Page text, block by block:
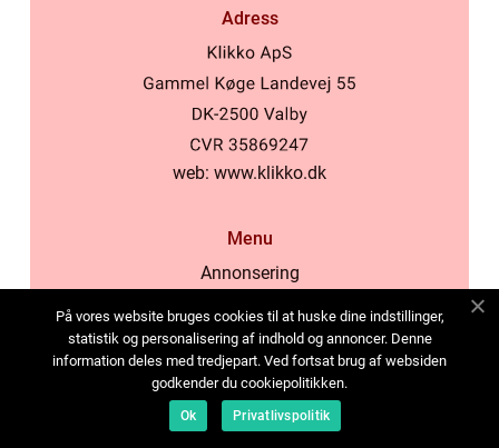
Adress
web: www.klikko.dk
Menu
Annonsering
Cookies
Kontakta oss
Sitemap
På vores website bruges cookies til at huske dine indstillinger,
statistik og personalisering af indhold og annoncer. Denne
information deles med tredjepart. Ved fortsat brug af websiden
godkender du cookiepolitikken.
Ok Privatlivspolitik